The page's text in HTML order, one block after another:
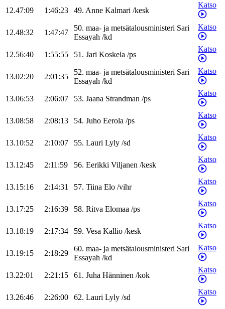
12.47:09 1:46:23 49. Anne Kalmari /kesk
Katso
12.48:32 1:47:47
50. maa- ja metsätalousministeri Sari
Essayah /kd
Katso
12.56:40 1:55:55 51. Jari Koskela /ps
Katso
13.02:20 2:01:35
52. maa- ja metsätalousministeri Sari
Essayah /kd
Katso
13.06:53 2:06:07 53. Jaana Strandman /ps
Katso
13.08:58 2:08:13 54. Juho Eerola /ps
Katso
13.10:52 2:10:07 55. Lauri Lyly /sd
Katso
13.12:45 2:11:59 56. Eerikki Viljanen /kesk
Katso
13.15:16 2:14:31 57. Tiina Elo /vihr
Katso
13.17:25 2:16:39 58. Ritva Elomaa /ps
Katso
13.18:19 2:17:34 59. Vesa Kallio /kesk
Katso
13.19:15 2:18:29
60. maa- ja metsätalousministeri Sari
Essayah /kd
Katso
13.22:01 2:21:15 61. Juha Hänninen /kok
Katso
13.26:46 2:26:00 62. Lauri Lyly /sd
Katso